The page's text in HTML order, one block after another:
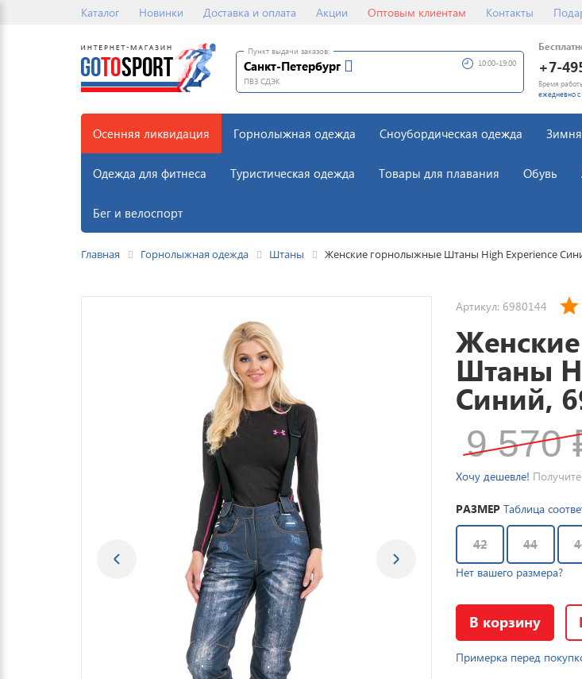
Каталог Новинки Доставка и оплата Акции Оптовым клиентам Контакты
Пункт выдачи заказов:
Санкт-Петербург
ПВЗ СДЭК
10:00-19:00 +7-
Время
ежедневно
Осенняя ликвидация Горнолыжная одежда Сноубордическая одежда
Одежда для фитнеса Туристическая одежда Товары для плавания Обувь
Бег и велоспорт
Главная Горнолыжная одежда Штаны Женские горнолыжные Штаны High Experience
Артикул: 6980144
Штаны
Синий,
9 570
Хочу дешевле!
РАЗМЕР Таблица
42 44
Нет вашего размера?
В корзину
Примерка перед